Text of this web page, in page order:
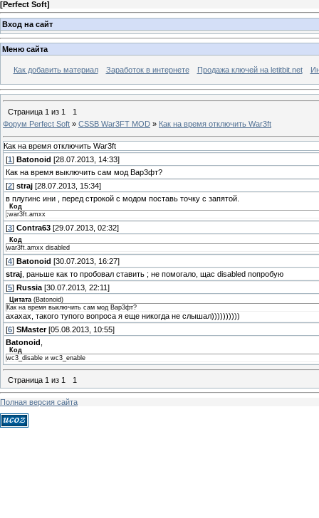
[Perfect Soft]
Вход на сайт
Меню сайта
Как добавить материал Заработок в интернете Продажа ключей на letitbit.net
Страница 1 из 1
1
Форум Perfect Soft » CSSB War3FT MOD » Как на время отключить War3ft
Как на время отключить War3ft
[1 ] Batonoid [28.07.2013, 14:33]
Как на время выключить сам мод Вар3фт?
[2] straj [28.07.2013, 15:34]
в плугинс ини , перед строкой с модом поставь точку с запятой.
Код
;war3ft.amxx
[3] Contra63 [29.07.2013, 02:32]
Код
war3ft.amxx disabled
[4] Batonoid [30.07.2013, 16:27]
straj , раньше как то пробовал ставить ; не помогало, щас disabled попробую
[5] Russia [30.07.2013, 22:11]
Цитата (Batonoid)
Как на время выключить сам мод Вар3фт?
ахахах, такого тупого вопроса я еще никогда не слышал))))))))))
[6] SMaster[05.08.2013, 10:55]
Batonoid
Код
wc3_disable и wc3_enable
Страница 1 из 1 1
Полная версия сайта